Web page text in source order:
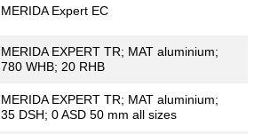
MERIDA Expert EC
MERIDA EXPERT TR; MAT aluminium;
780 WHB; 20 RHB
MERIDA EXPERT TR; MAT aluminium;
35 DSH; 0 ASD 50 mm all sizes